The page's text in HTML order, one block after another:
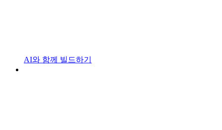
AI와 함께 빌드하기